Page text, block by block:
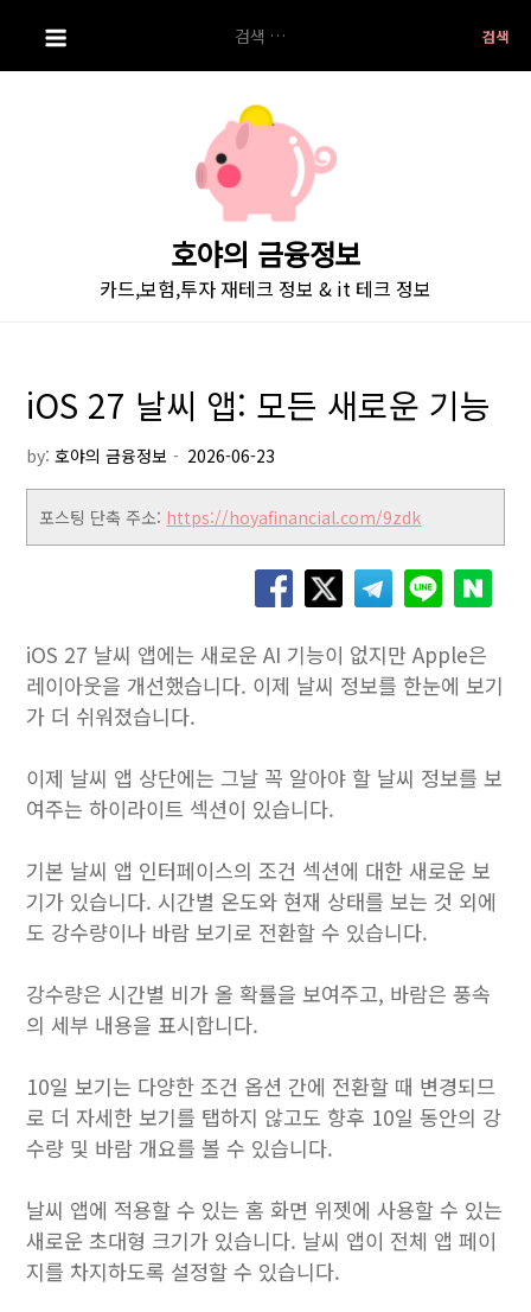
i
색:
호야의 금융정보
카드,보험,투자 재테크 정보 & it 테크 정보
iOS 27 날씨 앱: 모든 새로운 기능
by:호야의 금융정보
포스팅 단축 주소: https://hoyafinancial.com/9zdk
iOS 27 날씨 앱에는 새로운 AI 기능이 없지만 Apple은
레이아웃을 개선했습니다. 이제 날씨 정보를 한눈에 보기
가 더 쉬워졌습니다.
이제 날씨 앱 상단에는 그날 꼭 알아야 할 날씨 정보를 보
여주는 하이라이트 섹션이 있습니다.
기본 날씨 앱 인터페이스의 조건 섹션에 대한 새로운 보
기가 있습니다. 시간별 온도와 현재 상태를 보는 것 외에
도 강수량이나 바람 보기로 전환할 수 있습니다.
강수량은 시간별 비가 올 확률을 보여주고, 바람은 풍속
의 세부 내용을 표시합니다.
10일 보기는 다양한 조건 옵션 간에 전환할 때 변경되므
로 더 자세한 보기를 탭하지 않고도 향후 10일 동안의 강
수량 및 바람 개요를 볼 수 있습니다.
날씨 앱에 적용할 수 있는 홈 화면 위젯에 사용할 수 있는
새로운 초대형 크기가 있습니다. 날씨 앱이 전체 앱 페이
지를 차지하도록 설정할 수 있습니다.